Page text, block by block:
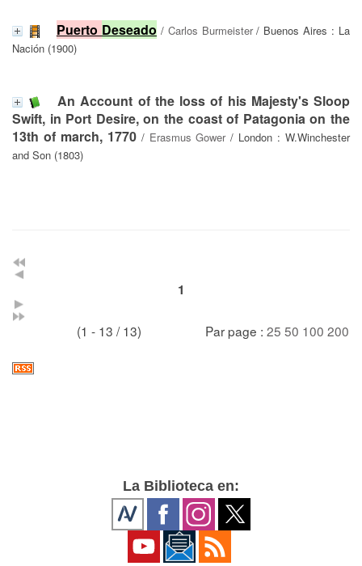
Puerto Deseado / Carlos Burmeister/ Buenos Aires : La
Nación (1900)
An Account of the loss of his Majesty's Sloop
Swift, in Port Desire, on the coast of Patagonia on the
13th of march, 1770/ Erasmus Gower/ London : W.Winchester
and Son (1803)
1
(1 - 13 / 13) Par page : 25 50 100 200
La Biblioteca en: